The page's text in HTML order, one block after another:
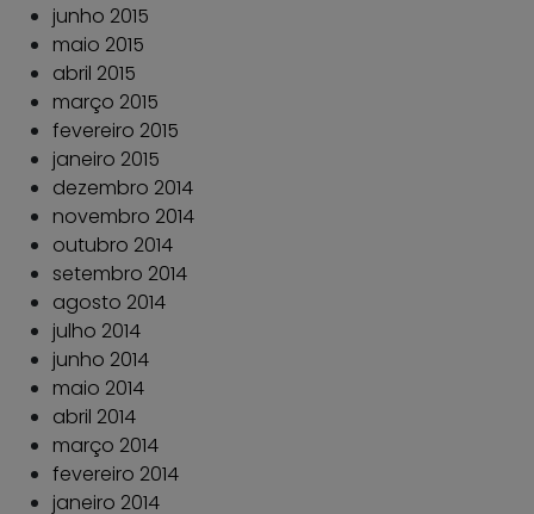
junho 2015
maio 2015
abril 2015
março 2015
fevereiro 2015
janeiro 2015
dezembro 2014
novembro 2014
outubro 2014
setembro 2014
agosto 2014
julho 2014
junho 2014
maio 2014
abril 2014
março 2014
fevereiro 2014
janeiro 2014